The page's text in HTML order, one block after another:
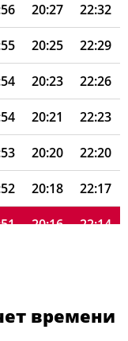
20:27 22:32
20:25 22:29
20:23 22:26
20:21 22:23
20:20 22:20
20:18 22:17
20:16 22:14
20:10
времени